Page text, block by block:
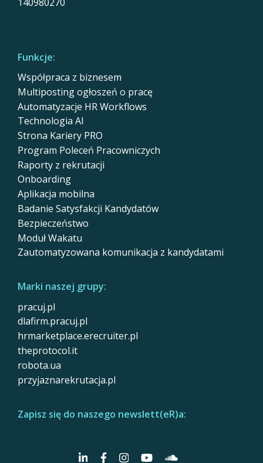
Funkcje:
Współpraca z biznesem
Multiposting ogłoszeń o pracę
Automatyzacje HR Workflows
Technologia AI
Strona Kariery PRO
Program Poleceń Pracowniczych
Raporty z rekrutacji
Onboarding
Aplikacja mobilna
Badanie Satysfakcji Kandydatów
Bezpieczeństwo
Moduł Wakatu
Zautomatyzowana komunikacja z kandydatami
Marki naszej grupy:
pracuj.pl
dlafirm.pracuj.pl
hrmarketplace.erecruiter.pl
theprotocol.it
robota.ua
przyjaznarekrutacja.pl
Zapisz się do naszego newslett(eR)a: